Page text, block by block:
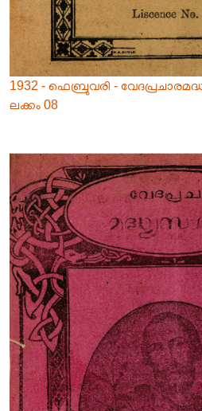
1932 - ഫെബ്രുവരി -
ലക്കം 08